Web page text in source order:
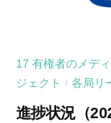
17 有権者のメデ
ジェクト
/ 各局リ
進捗状況（